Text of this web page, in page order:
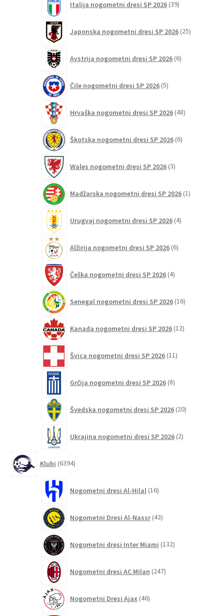
Italija nogometni dresi SP 2026 39izdelkov
Japonska nogometni dresi SP 2026 25izdelkov
Avstrija nogometni dresi SP 2026 6izdelkov
Čile nogometni dresi SP 2026 5izdelkov
Hrvaška nogometni dresi SP 2026 48izdelkov
Škotska nogometni dresi SP 2026 6izdelkov
Wales nogometni dresi SP 2026 3izdelki
Madžarska nogometni dresi SP 2026 1izdelek
Urugvaj nogometni dresi SP 2026 4izdelki
Alžirija nogometni dresi SP 2026 6izdelkov
Češka nogometni dresi SP 2026 4izdelki
Senegal nogometni dresi SP 2026 16izdelkov
Kanada nogometni dresi SP 2026 12izdelkov
Švica nogometni dresi SP 2026 11izdelkov
Grčija nogometni dresi SP 2026 8izdelkov
Švedska nogometni dresi SP 2026 20izdelkov
Ukrajina nogometni dresi SP 2026 2izdelka
Klubi 6394izdelkov
Nogometni dresi Al-Hilal 16izdelkov
Nogometni Dresi Al-Nassr 43izdelkov
Nogometni dresi Inter Miami 132izdelkov
Nogometni dresi AC Milan 247izdelkov
Nogometni Dresi Ajax 46izdelkov